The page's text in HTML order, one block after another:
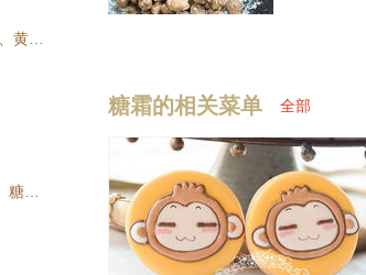
黄油饼干底
糖粉 、柠檬汁、色素
糖霜的相关菜单 全部